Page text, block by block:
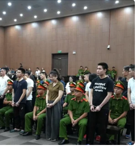
Games: U22 Lào có
thua sốc
điểm số đầu tiên khi cầm
0, trong khi U22 Thái Lan nhận
Indonesia ở lượt trận ra quân
SEA Games 30.